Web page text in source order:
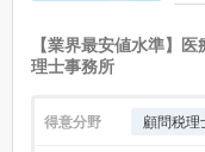
【業界最安値水準】
理士事務所
得意分野 顧問税理